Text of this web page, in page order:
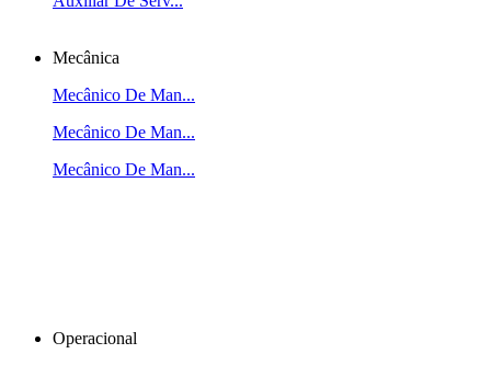
Mecânica
Mecânico De Man...
Mecânico De Man...
Mecânico De Man...
Operacional